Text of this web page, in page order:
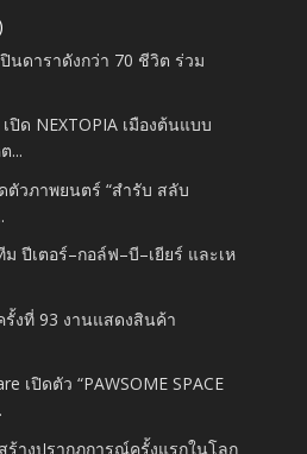
นดาราดังกว่า 70 ชีวิต ร่วม
ปิด NEXTOPIA เมืองต้นแบบ
...
ตัวภาพยนตร์ “สำรับ สลับ
ปีเตอร์–กอล์ฟ–บี–เยียร์ และเห
รั้งที่ 93 งานแสดงสินค้า
เปิดตัว “PAWSOME SPACE
ร้างปรากฏการณ์ครั้งแรกในโลก